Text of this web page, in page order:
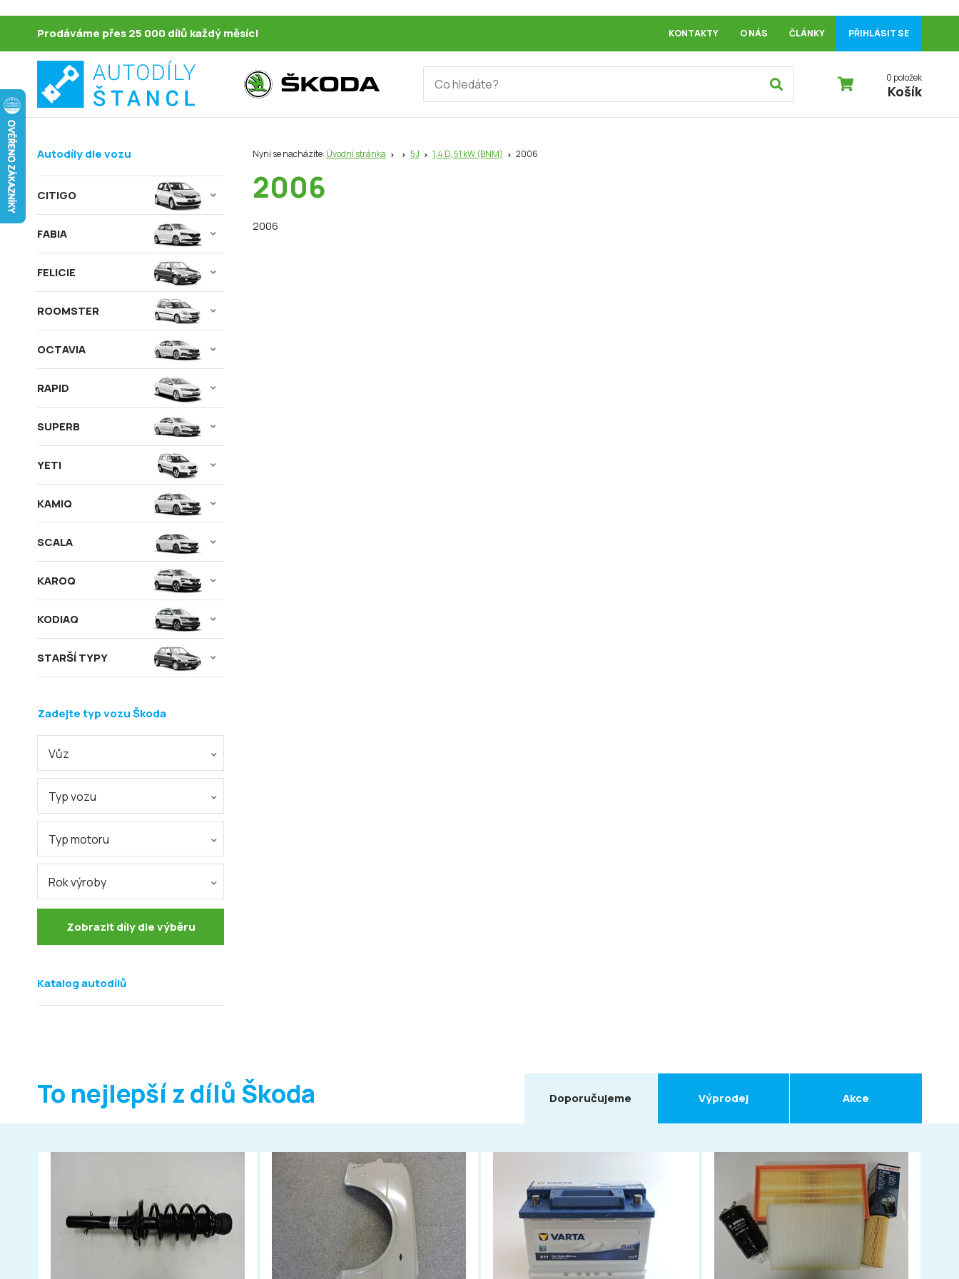
Prodáváme přes 25 000 dílů každý měsíc! KONTAKTY O NÁS ČLÁNKY PŘIHLÁSIT SE
0 položek
Košík
Nyní se nacházíte: Úvodní stránka 5J 1,4 D, 51 kW (BNM) 2006
2006
2006
Autodíly dle vozu
CITIGO
FABIA
FELICIE
ROOMSTER
OCTAVIA
RAPID
SUPERB
YETI
KAMIQ
SCALA
KAROQ
KODIAQ
STARŠÍ TYPY
Zadejte typ vozu Škoda
Vůz
Typ vozu
Typ motoru
Rok výroby
Zobrazit díly dle výběru
Katalog autodílů
To nejlepší z dílů Škoda Doporučujeme Výprodej Akce